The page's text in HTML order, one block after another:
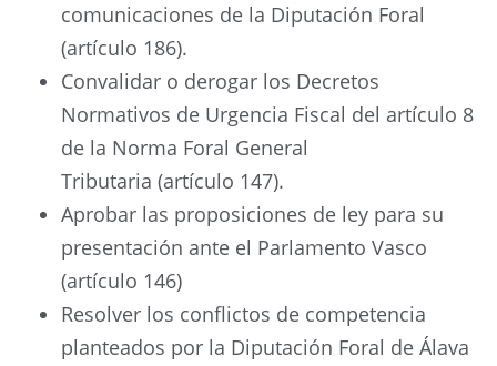
comunicaciones de la Diputación Foral
(artículo 186).
Convalidar o derogar los Decretos
Normativos de Urgencia Fiscal del artículo 8
de la Norma Foral General
Tributaria (artículo 147).
Aprobar las proposiciones de ley para su
presentación ante el Parlamento Vasco
(artículo 146)
Resolver los conflictos de competencia
planteados por la Diputación Foral de Álava